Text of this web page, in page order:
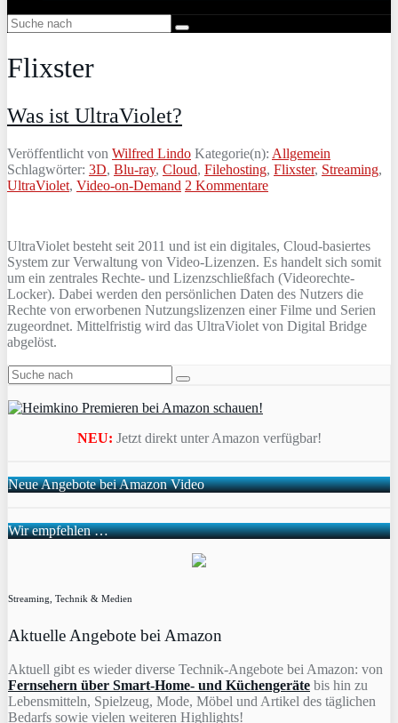
Flixster
Was ist UltraViolet?
Veröffentlicht von Wilfred Lindo Kategorie(n): Allgemein
Schlagwörter: 3D, Blu-ray, Cloud, Filehosting, Flixster, Streaming,
UltraViolet, Video-on-Demand 2 Kommentare
UltraViolet besteht seit 2011 und ist ein digitales, Cloud-basiertes
System zur Verwaltung von Video-Lizenzen. Es handelt sich somit
um ein zentrales Rechte- und Lizenzschließfach (Videorechte-
Locker). Dabei werden den persönlichen Daten des Nutzers die
Rechte von erworbenen Nutzungslizenzen einer Filme und Serien
zugeordnet. Mittelfristig wird das UltraViolet von Digital Bridge
abgelöst.
NEU: Jetzt direkt unter Amazon verfügbar!
Neue Angebote bei Amazon Video
Wir empfehlen …
Streaming, Technik & Medien
Aktuelle Angebote bei Amazon
Aktuell gibt es wieder diverse Technik-Angebote bei Amazon: von
Fernsehern über Smart-Home- und Küchengeräte bis hin zu
Lebensmitteln, Spielzeug, Mode, Möbel und Artikel des täglichen
Bedarfs sowie vielen weiteren Highlights!